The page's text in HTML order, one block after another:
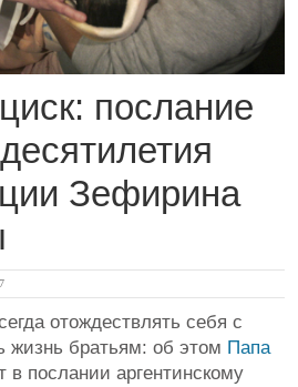
послание
Зефирина
отождествлять себя с
жизнь братьям: об этом Папа
в послании аргентинскому